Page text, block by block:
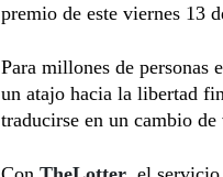
premio de este viernes 13
Para millones de personas
un atajo hacia la libertad
traducirse en un cambio